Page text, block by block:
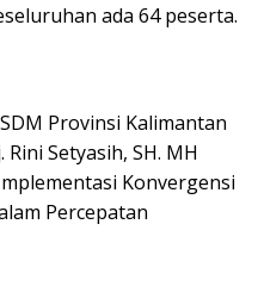
ada 64 peserta.
Provinsi Kalimantan
Setyasih, SH. MH
Konvergensi
Percepatan